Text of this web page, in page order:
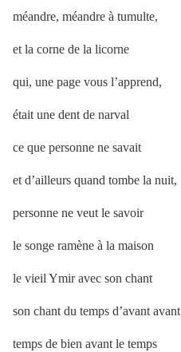
méandre, méandre à tumulte,
et la corne de la licorne
qui, une page vous l’apprend,
était une dent de narval
ce que personne ne savait
et d’ailleurs quand tombe la nuit,
personne ne veut le savoir
le songe ramène à la maison
le vieil Ymir avec son chant
son chant du temps d’avant avant
temps de bien avant le temps